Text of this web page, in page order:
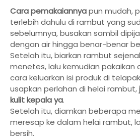
Cara pemakaiannyapun mudah,
terlebih dahulu di rambut yang
sebelumnya, busakan sambil
dengan air hingga benar-benar
Setelah itu, biarkan rambut
menetes, lalu kemudian pakaikan
cara keluarkan isi produk di
usapkan perlahan di helai rambut,
kulit kepala ya.
Setelah itu, diamkan beberapa
meresap ke dalam helai rambut,
bersih.